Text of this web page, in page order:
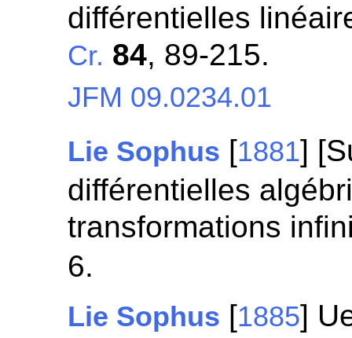
différentielles
Cr. 84, 89-215.
JFM 09.0234.01
Lie Sophus [1881]
différentielles
transformations
6.
Lie Sophus [1885]